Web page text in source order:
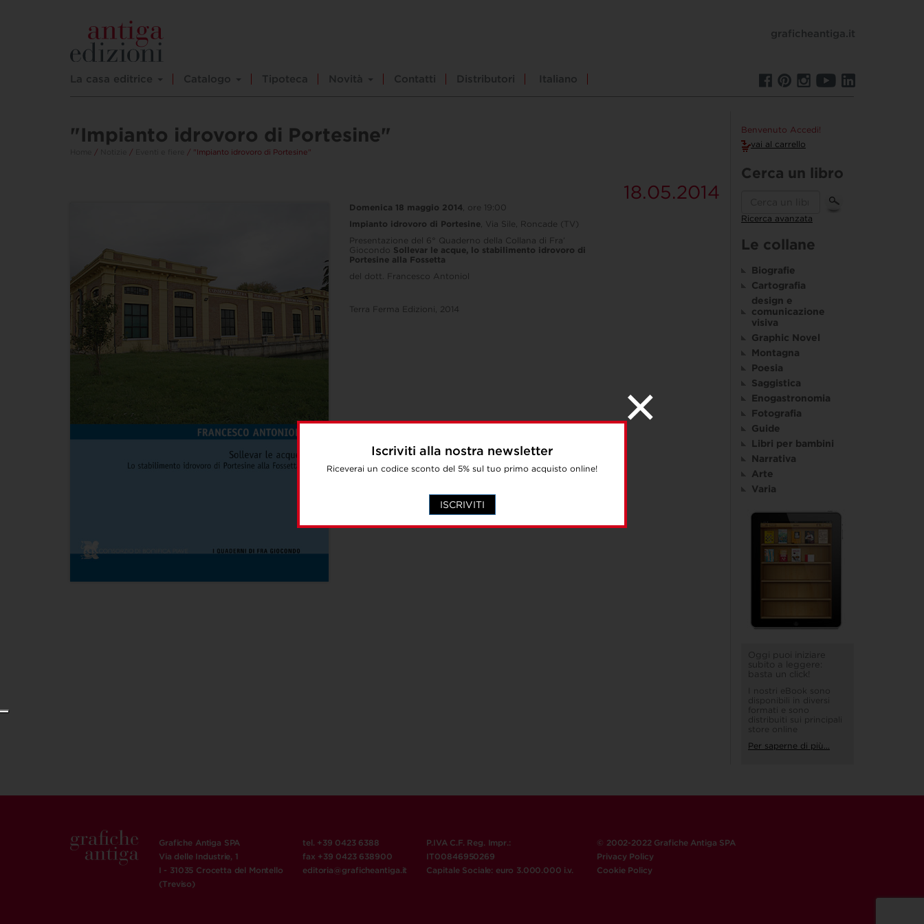
Iscriviti alla nostra newsletter
Riceverai un codice sconto del 5% sul tuo primo acquisto online!
ISCRIVITI
La casa editrice Catalogo Tipoteca Novità Contatti Distributori Italiano
graficheantiga.it
"Impianto idrovoro di Portesine"
/ / / "Impianto idrovoro di Portesine"
18.05.2014
Domenica 18 maggio 2014 , ore 19:00
Impianto idrovoro di Portesine , Via Sile, Roncade (TV)
Presentazione del 6° Quaderno della Collana di Fra’
Giocondo Sollevar le acque, lo stabilimento idrovoro di
Portesine alla Fossetta
del dott. Francesco Antoniol
Terra Ferma Edizioni, 2014
Benvenuto Accedi!
vai al carrello
Cerca un libro
Ricerca avanzata
Le collane
Biografie
Cartografia
design e
comunicazione
visiva
Graphic Novel
Montagna
Poesia
Saggistica
Enogastronomia
Fotografia
Guide
Libri per bambini
Narrativa
Arte
Varia
Oggi puoi iniziare
subito a leggere:
basta un click!
I nostri eBook sono
disponibili in diversi
formati e sono
distribuiti sui principali
store online
Per saperne di più...
Grafiche Antiga SPA
Via delle Industrie, 1
I - 31035 Crocetta del Montello
(Treviso)
tel. +39 0423 6388
fax +39 0423 638900
editoria@graficheantiga.it
P.IVA C.F. Reg. Impr.:
IT00846950269
Capitale Sociale: euro 3.000.000 i.v.
© 2002-2022 Grafiche Antiga SPA
Privacy Policy
Cookie Policy